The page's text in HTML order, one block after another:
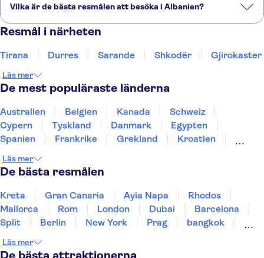
Hotel Green
Hotel Boutique Kotoni
Hotel Victoria Tirana
Arte Boutique Hotel
Orange Villa Hotel
Villa Tafaj
City Hotel Tirana
Vilka är de bästa resmålen att besöka i Albanien?
Detta är några av de mest populära resmålen i Albanien:
Resmål i närheten
Tirana Durres Sarande Shkodër Gjirokaster
Läs mer
De mest populäraste länderna
Australien Belgien Kanada
Schweiz
Cypern
Tyskland Danmark
Egypten
Spanien
Frankrike Grekland
Kroatien
Sverige
Thailand
Läs mer
De bästa resmålen
Kreta Gran Canaria Ayia Napa
Rhodos
Mallorca
Rom London Dubai
Barcelona
Split
Berlin New York Prag
bangkok
Uppsala
Helsingborg
Läs mer